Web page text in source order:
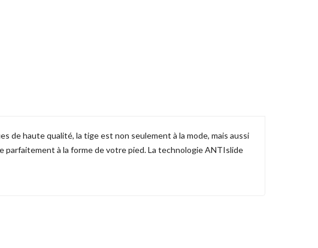
de haute qualité, la tige est non seulement à la mode, mais aussi
parfaitement à la forme de votre pied. La technologie ANTIslide